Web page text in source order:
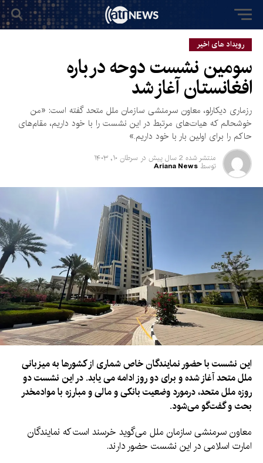
رویداد های اخیر
سومین نشست دوحه در باره
افغانستان آغاز شد
رزماری دیکارلو، معاون سرمنشی سازمان ملل متحد گفته است: «من
خوشحالم که هیات‌های مرتبط در این نشست را با خود داریم، مقام‌های
حاکم را برای اولین بار با خود داریم.»
منتشر شده 2 سال پیش در سرطان ۱۰, ۱۴۰۳
توسط Ariana News
این نشست با حضور نمایندگان خاص شماری از کشورها به میزبانی
ملل متحد آغاز شده و برای دو روز ادامه می یابد. در این نشست دو
روزه ملل متحد، درمورد وضعیت بانکی و مالی و مبارزه با موادمخدر
بحث و گفت‌گو می‌شود.
معاون سرمنشی سازمان ملل می‌گوید خرسند است که نمایندگان
امارت اسلامی در این نشست حضور دارند.